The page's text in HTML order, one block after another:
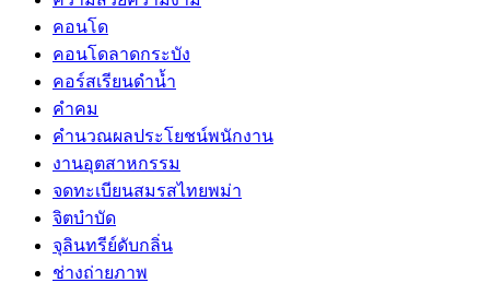
คอนโด
คอนโดลาดกระบัง
คอร์สเรียนดำน้ำ
คำคม
คำนวณผลประโยชน์พนักงาน
งานอุตสาหกรรม
จดทะเบียนสมรสไทยพม่า
จิตบำบัด
จุลินทรีย์ดับกลิ่น
ช่างถ่ายภาพ